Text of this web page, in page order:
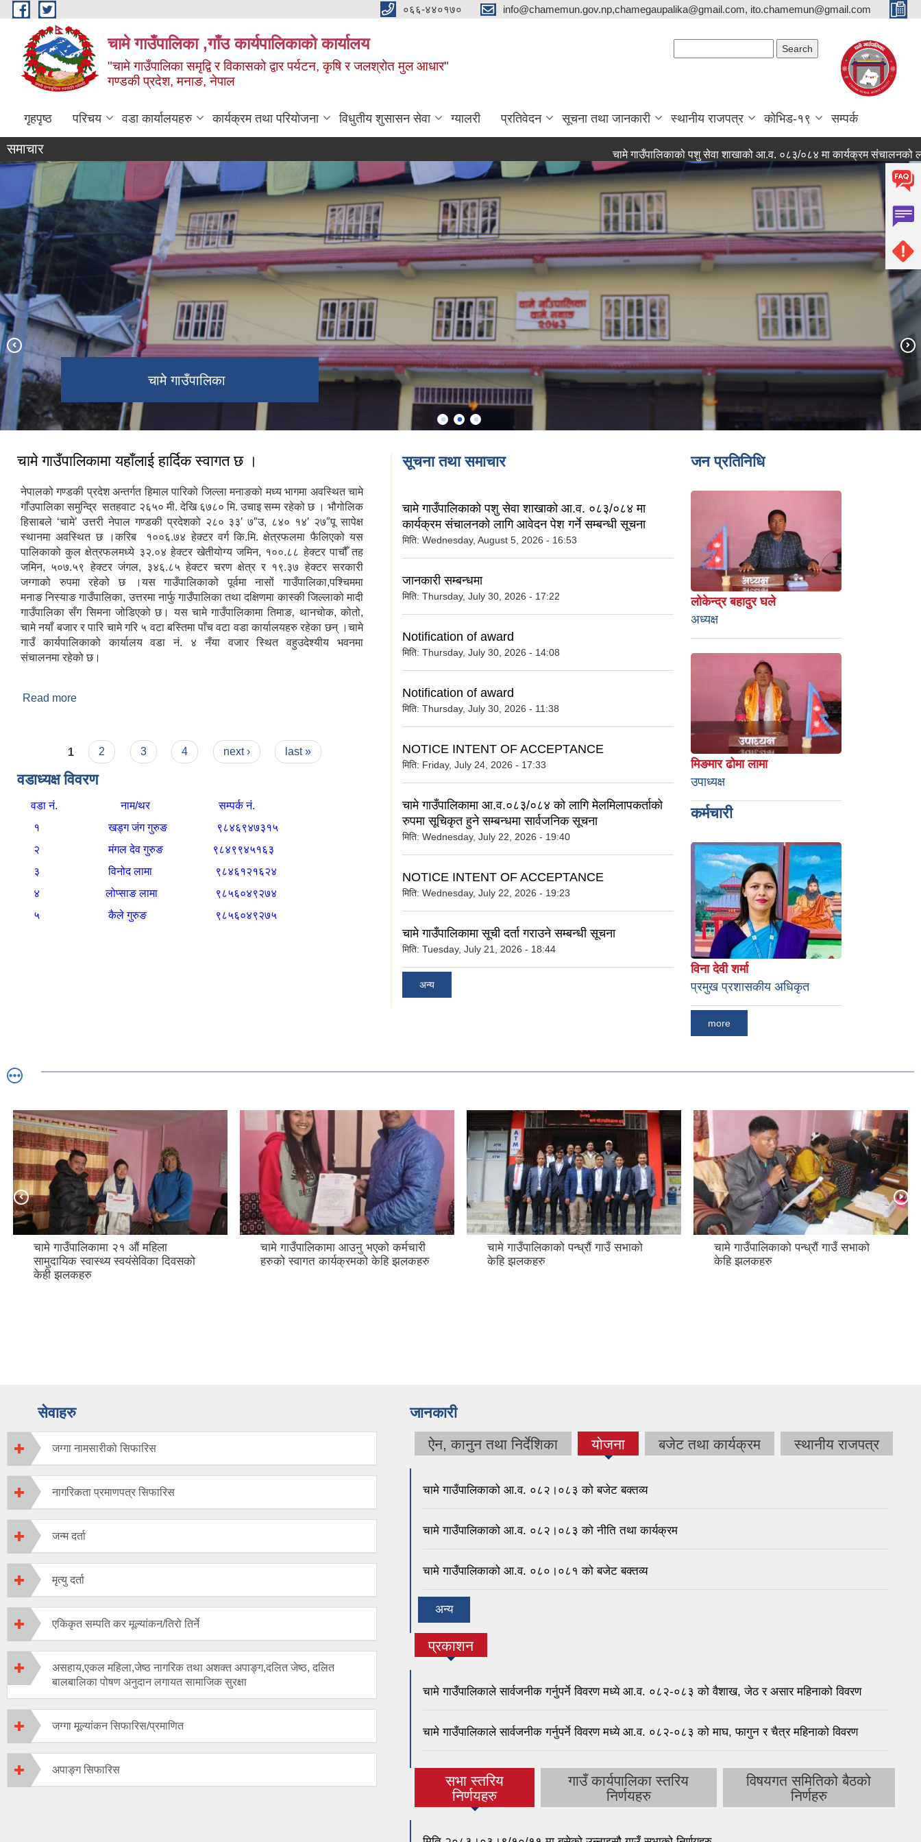
Skip to main content ०६६-४४०१७० info@chamemun.gov.np,chamegaupalika@gmail.com, ito.chamemun@gmail.com
चामे गाउँपालिका ,गाँउ कार्यपालिकाको कार्यालय
"चामे गाउँपालिका समृद्वि र विकासको द्वार पर्यटन, कृषि र जलश्रोत मुल आधार"
गण्डकी प्रदेश, मनाङ, नेपाल
गृहपृष्ठ परिचय वडा कार्यालयहरु कार्यक्रम तथा परियोजना विधुतीय शुसासन सेवा ग्यालरी प्रतिवेदन सूचना तथा जानकारी स्थानीय राजपत्र कोभिड-१९ सम्पर्क
समाचार चामे गाउँपालिकाको पशु सेवा शाखाको आ.व. ०८३/०८४ मा कार्यक्रम संचालनको लागि आवेदन
चामे बजार
चामे गाउँपालिका
नमस्ते गेट
चामे गाउँपालिकामा यहाँलाई हार्दिक स्वागत छ ।
नेपालको गण्डकी प्रदेश अन्तर्गत हिमाल पारिको जिल्ला मनाङको मध्य भागमा अवस्थित चामे
गाँउपालिका समुन्द्रि सतहवाट २६५० मी. देखि ६७८० मि. उचाइ सम्म रहेको छ । भौगोलिक
हिसाबले ‘चामे’ उत्तरी नेपाल गण्डकी प्रदेशको २८० ३३′ ७″उ, ८४० १४′ २७″पू सापेक्ष
स्थानमा अवस्थित छ ।करिब १००६.७४ हेक्टर वर्ग कि.मि. क्षेत्रफलमा फैलिएको यस
पालिकाको कुल क्षेत्रफलमध्ये ३२.०४ हेक्टर खेतीयोग्य जमिन, १००.८८ हेक्टर पाचौँ तह
जमिन, ५०७.५९ हेक्टर जंगल, ३४६.८५ हेक्टर चरण क्षेत्र र १९.३७ हेक्टर सरकारी
जग्गाको रुपमा रहेको छ ।यस गाउँपालिकाको पूर्वमा नासों गाउँपालिका,पश्चिममा
मनाङ निस्याङ गाउँपालिका, उत्तरमा नार्फु गाउँपालिका तथा दक्षिणमा कास्की जिल्लाको मादी
गाउँपालिका सँग सिमना जोडिएको छ। यस चामे गाउँपालिकामा तिमाङ‚ थानचोक, कोतो,
चामे नयाँ बजार र पारि चामे गरि ५ वटा बस्तिमा पाँच वटा वडा कार्यालयहरु रहेका छन् ।चामे
गाउँ कार्यपालिकाको कार्यालय वडा नं. ४ नँया वजार स्थित वहुउदेश्यीय भवनमा
संचालनमा रहेको छ।
Read more
Pages
1 2 3 4 next › last »
वडाध्यक्ष विवरण
वडा नं. नाम/थर सम्पर्क नं.
१खड्ग जंग गुरुङ ९८४६९४७३१५
२मंगल देव गुरुङ ९८४९९४५१६३
३
विनोद लामा ९८४६१२१६२४
४
लोप्साङ लामा
९८५६०४९२७४
५कैले गुरुङ ९८५६०४९२७५
सूचना तथा समाचार
चामे गाउँपालिकाको पशु सेवा शाखाको आ.व. ०८३/०८४ मा
कार्यक्रम संचालनको लागि आवेदन पेश गर्ने सम्बन्धी सूचना
मिति: Wednesday, August 5, 2026 - 16:53
जानकारी सम्बन्धमा
मिति: Thursday, July 30, 2026 - 17:22
Notification of award
मिति: Thursday, July 30, 2026 - 14:08
Notification of award
मिति: Thursday, July 30, 2026 - 11:38
NOTICE INTENT OF ACCEPTANCE
मिति: Friday, July 24, 2026 - 17:33
चामे गाउँपालिकामा आ.व.०८३/०८४ को लागि मेलमिलापकर्ताको
रुपमा सूचिकृत हुने सम्बन्धमा सार्वजनिक सूचना
मिति: Wednesday, July 22, 2026 - 19:40
NOTICE INTENT OF ACCEPTANCE
मिति: Wednesday, July 22, 2026 - 19:23
चामे गाउँपालिकामा सूची दर्ता गराउने सम्बन्धी सूचना
मिति: Tuesday, July 21, 2026 - 18:44
अन्य
जन प्रतिनिधि
लोकेन्द्र बहादुर घले
अध्यक्ष
मिङमार ढोमा लामा
उपाध्यक्ष
कर्मचारी
विना देवी शर्मा
प्रमुख प्रशासकीय अधिकृत
more
चामे गाउँपालिकामा २१ औं महिला
सामुदायिक स्वास्थ्य स्वयंसेविका दिवसको
केही झलकहरु
चामे गाउँपालिकामा आउनु भएको कर्मचारी
हरुको स्वागत कार्यक्रमको केहि झलकहरु
चामे गाउँपालिकाको पन्ध्रौं गाउँ सभाको
केहि झलकहरु
चामे गाउँपालिकाको पन्ध्रौं गाउँ सभाको
केहि झलकहरु
सेवाहरु
जग्गा नामसारीको सिफारिस
नागरिकता प्रमाणपत्र सिफारिस
जन्म दर्ता
मृत्यु दर्ता
एकिकृत सम्पति कर मूल्यांकन/तिरो तिर्ने
असहाय,एकल महिला,जेष्ठ नागरिक तथा अशक्त अपाङ्ग,दलित जेष्ठ, दलित
बालबालिका पोषण अनुदान लगायत सामाजिक सुरक्षा
जग्गा मूल्यांकन सिफारिस/प्रमाणित
अपाङ्ग सिफारिस
जानकारी
ऐन, कानुन तथा निर्देशिका योजना बजेट तथा कार्यक्रम स्थानीय राजपत्र
चामे गाउँपालिकाको आ.व. ०८२।०८३ को बजेट बक्तव्य
चामे गाउँपालिकाको आ.व. ०८२।०८३ को नीति तथा कार्यक्रम
चामे गाउँपालिकाको आ.व. ०८०।०८१ को बजेट बक्तव्य
अन्य
प्रकाशन
चामे गाउँपालिकाले सार्वजनीक गर्नुपर्ने विवरण मध्ये आ.व. ०८२-०८३ को वैशाख, जेठ र असार महिनाको विवरण
चामे गाउँपालिकाले सार्वजनीक गर्नुपर्ने विवरण मध्ये आ.व. ०८२-०८३ को माघ, फागुन र चैत्र महिनाको विवरण
सभा स्तरिय
निर्णयहरु
(active tab)
गाउँ कार्यपालिका स्तरिय
निर्णयहरु
विषयगत समितिको बैठको
निर्णहरु